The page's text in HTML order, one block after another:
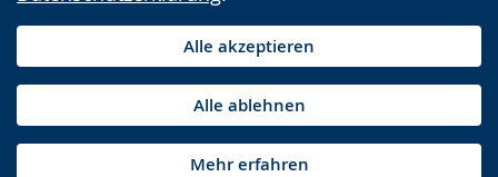
Alle akzeptieren
Alle ablehnen
Mehr erfahren